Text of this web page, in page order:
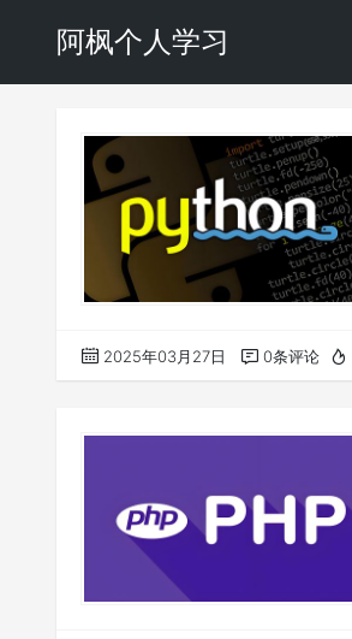
阿枫个人学习
2025年03月27日 0条评论